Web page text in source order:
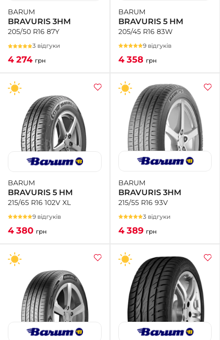
BARUM
BRAVURIS 3HM
205/50 R16 87Y
3 відгуки
4 274 грн
BARUM
BRAVURIS 5 HM
205/45 R16 83W
9 відгуків
4 358 грн
BARUM
BRAVURIS 5 HM
215/65 R16 102V XL
9 відгуків
4 380 грн
BARUM
BRAVURIS 3HM
215/55 R16 93V
3 відгуки
4 389 грн